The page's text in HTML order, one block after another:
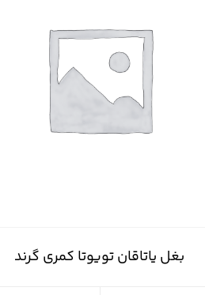
بغل یاتاقان تویوتا کمری گرند